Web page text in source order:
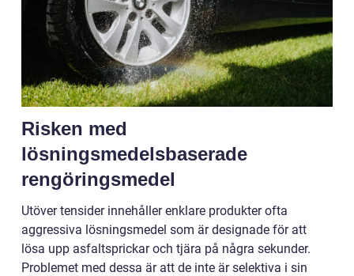
Risken med
lösningsmedelsbaserade
rengöringsmedel
Utöver tensider innehåller enklare produkter ofta
aggressiva lösningsmedel som är designade för att
lösa upp asfaltsprickar och tjära på några sekunder.
Problemet med dessa är att de inte är selektiva i sin